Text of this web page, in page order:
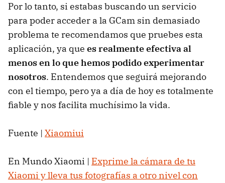
Por lo tanto, si estabas buscando un servicio
para poder acceder a la GCam sin demasiado
problema te recomendamos que pruebes esta
aplicación, ya que es realmente efectiva al
menos en lo que hemos podido experimentar
nosotros. Entendemos que seguirá mejorando
con el tiempo, pero ya a día de hoy es totalmente
fiable y nos facilita muchísimo la vida.
Fuente | Xiaomiui
En Mundo Xiaomi | Exprime la cámara de tu
Xiaomi y lleva tus fotografías a otro nivel con